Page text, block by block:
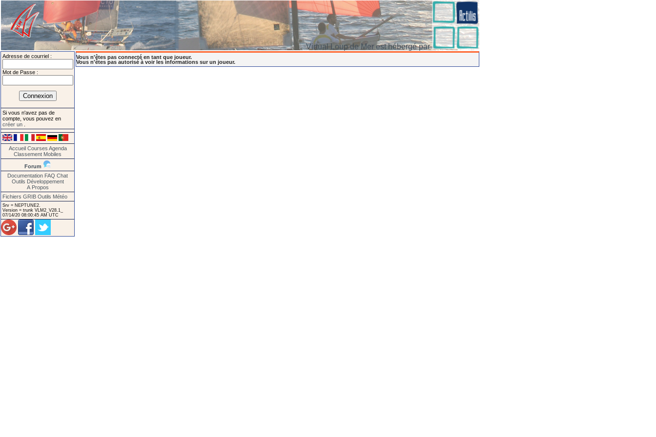
Virtual Loup de Mer est hébergé par
Adresse de courriel :
Mot de Passe :
Si vous n'avez pas de
compte, vous pouvez en
créer un
Accueil Courses Agenda
Classement Mobiles
Forum
Documentation FAQ Chat
Outils Développement
A Propos
Fichiers GRIB Outils Météo
Srv = NEPTUNE2.
Version = trunk VLM2_V28.1_
07/14/20 08:00:45 AM UTC
Vous n'êtes pas connecté en tant que joueur.
Vous n'êtes pas autorisé à voir les informations sur un joueur.